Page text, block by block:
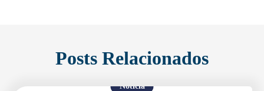
Posts Relacionados
Notícia